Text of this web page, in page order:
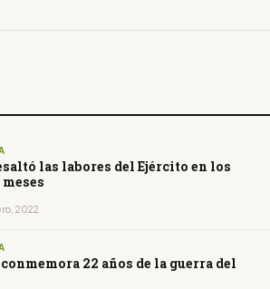
las labores del Ejército en los
2022
22 años de la guerra del